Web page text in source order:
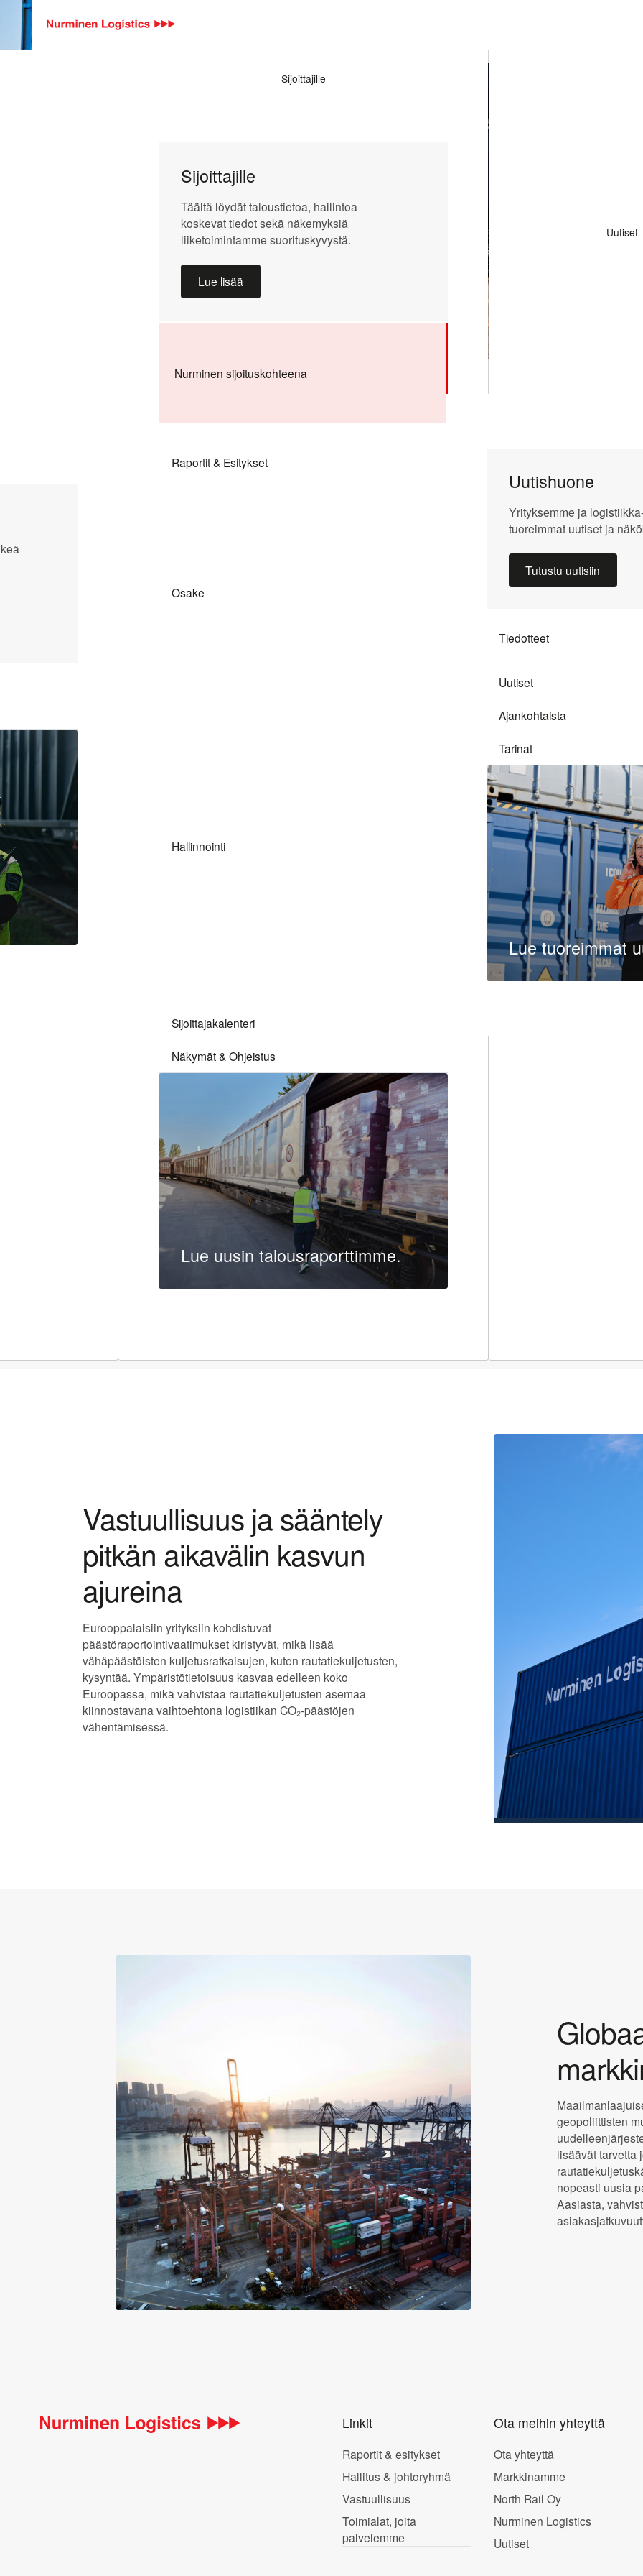
Hyppää pääsisältöön
Sijoittajille
Sijoittajille
Täältä löydät taloustietoa, hallintoa
koskevat tiedot sekä näkemyksiä
liiketoimintamme suorituskyvystä.
Lue lisää
Nurminen sijoituskohteena
Strategia
Raportit & Esitykset
Osake
Kokonaistuotto
Osakkeenomistajat
Osakassopimukset
liiketoimet
Hallinnointi Open link menu
Raportointi,
valvonta ja
riskienhallinta
Tilintarkastus
Yhtiöjärjestys
Tiedonantopolitiikka
Hallitus &
Johtoryhmä
Insiders
Sijoittajakalenteri
Näkymät & Ohjeistus
Lue uusin talousraporttimme.
Lue lisää
Uutiset
Uutishuone
Yrityksemme ja
tuoreimmat uutiset ja
Tutustu uutisiin
Tiedotteet
Uutiset
Ajankohtaista
Tarinat
Lue tuoreimmat
Lue lisää
Nurminen sijoituskohteena
Liiketoimintaympäristö
Kasvava kysyntä
rautatielogistiikalle
Pohjoismaiden ja
Euroopan välillä
Pohjoismaiden ja Euroopan rautatielogistiikkamarkkinat
kasvavat vakaasti. Kasvua tukevat vahvat
infrastruktuuriverkostot sekä lisääntyvä intermodaalikuljetusten
kysyntä. Toimitusketjujen rakenteelliset muutokset ja siirtymä
maantiekuljetuksista rautatiekuljetuksiin vahvistavat markkinan
laajenemista koko alueella.
Nurminen
Aasiassa,
Keskinen
Euroopan ja
Nurminen
vahvistanut
Vastuullisuus ja sääntely
pitkän aikavälin kasvun
ajureina
Eurooppalaisiin yrityksiin kohdistuvat
päästöraportointivaatimukset kiristyvät, mikä lisää
vähäpäästöisten kuljetusratkaisujen, kuten rautatiekuljetusten,
kysyntää. Ympäristötietoisuus kasvaa edelleen koko
Euroopassa, mikä vahvistaa rautatiekuljetusten asemaa
kiinnostavana vaihtoehtona logistiikan CO₂-päästöjen
vähentämisessä.
geopoliittisten
lisäävät tarvetta
nopeasti uusia
Aasiasta,
Linkit
Raportit & esitykset
Hallitus & johtoryhmä
Vastuullisuus
Toimialat, joita
palvelemme
Ota meihin yhteyttä
Ota yhteyttä
Markkinamme
North Rail Oy
Nurminen Logistics
Uutiset